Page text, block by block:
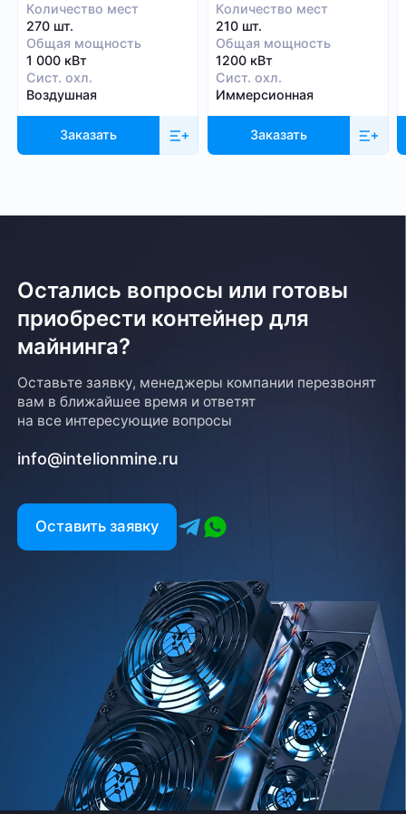
Количество мест
270 шт.
Общая мощность
1 000 кВт
Сист. охл.
Воздушная
Заказать
Количество мест
210 шт.
Общая мощность
1200 кВт
Сист. охл.
Иммерсионная
Заказать
Остались вопросы или готовы
приобрести контейнер для
майнинга?
Оставьте заявку, менеджеры компании перезвонят
вам в ближайшее время и ответят
на все интересующие вопросы
info@intelionmine.ru
Оставить заявку